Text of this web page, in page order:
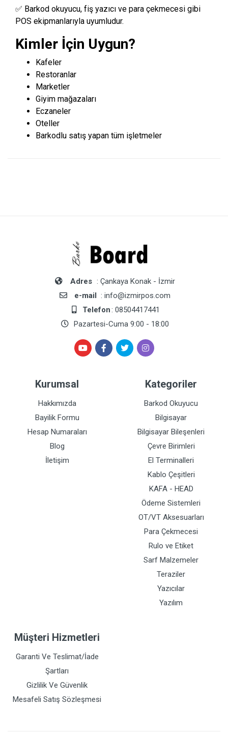
✅ Barkod okuyucu, fiş yazıcı ve para çekmecesi gibi
POS ekipmanlarıyla uyumludur.
Kimler İçin Uygun?
Kafeler
Restoranlar
Marketler
Giyim mağazaları
Eczaneler
Oteller
Barkodlu satış yapan tüm işletmeler
Adres : Çankaya Konak - İzmir
e-mail : info@izmirpos.com
Telefon: 08504417441
Pazartesi-Cuma 9:00 - 18:00
Kurumsal
Hakkımızda
Bayilik Formu
Hesap Numaraları
Blog
İletişim
Kategoriler
Barkod Okuyucu
Bilgisayar
Bilgisayar Bileşenleri
Çevre Birimleri
El Terminalleri
Kablo Çeşitleri
KAFA - HEAD
Ödeme Sistemleri
OT/VT Aksesuarları
Para Çekmecesi
Rulo ve Etiket
Sarf Malzemeler
Teraziler
Yazıcılar
Yazılım
Müşteri Hizmetleri
Garanti Ve Teslimat/İade
Şartları
Gizlilik Ve Güvenlik
Mesafeli Satış Sözleşmesi